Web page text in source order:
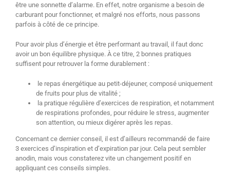
être une sonnette d’alarme. En effet, notre organisme a besoin de
carburant pour fonctionner, et malgré nos efforts, nous passons
parfois à côté de ce principe.
Pour avoir plus d’énergie et être performant au travail, il faut donc
avoir un bon équilibre physique. À ce titre, 2 bonnes pratiques
suffisent pour retrouver la forme durablement :
le repas énergétique au petit-déjeuner, composé uniquement
de fruits pour plus de vitalité ;
la pratique régulière d’exercices de respiration, et notamment
de respirations profondes, pour réduire le stress, augmenter
son attention, ou mieux digérer après les repas.
Concernant ce dernier conseil, il est d’ailleurs recommandé de faire
3 exercices d’inspiration et d’expiration par jour. Cela peut sembler
anodin, mais vous constaterez vite un changement positif en
appliquant ces conseils simples.